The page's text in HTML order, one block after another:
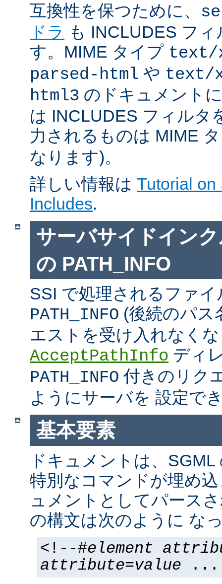
互換性を保つために、
ドラ も INCLUDES フ
す。MIME タイプ text/
parsed-html や text/
html3 のドキュメント
は INCLUDES フィルタ
力されるものは MIME
なります)。
詳しい情報は Tutorial on
Includes.
サーバサイドイン
の PATH_INFO
SSI で処理されるファ
PATH_INFO (後続のパス
エストを受け入れなく
AcceptPathInfo ディ
PATH_INFO 付きのリク
ようにサーバを 設定で
基本要素
ドキュメントは、
特別なコマンドが埋め
ュメントとしてパース
の構文は次のように な
<!--#element
attribute=value ...